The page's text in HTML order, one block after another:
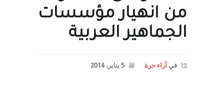
من انهيار مؤسسات
الجماهير العربية
فيآراء حرة 5 يناير، 2014